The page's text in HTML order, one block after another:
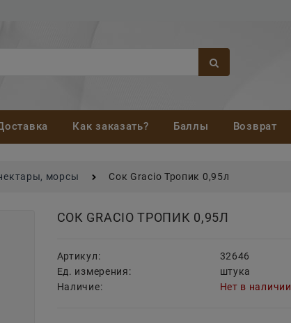
Как заказать? Баллы Возврат
морсы Сок Gracio Тропик 0,95л
СОК GRACIO ТРОПИК 0,95Л
Артикул:
32646
Ед. измерения:
штука
Наличие:
Нет в наличии